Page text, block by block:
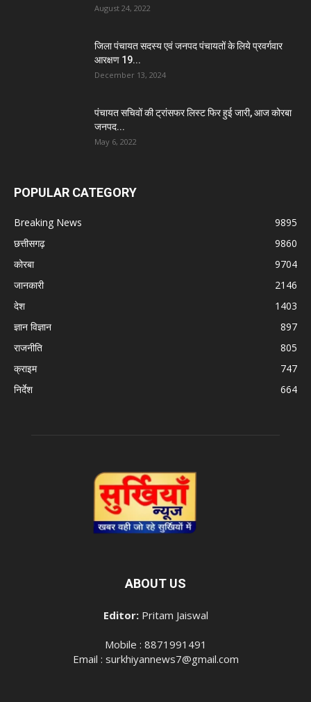
August 24, 2022
जिला पंचायत सदस्य एवं जनपद पंचायतों के लिये प्रवर्गवार
आरक्षण 19...
December 13, 2024
पंचायत सचिवों की ट्रांसफर लिस्ट फिर हुई जारी, आज कोरबा
जनपद...
May 6, 2022
POPULAR CATEGORY
Breaking News
9895
छत्तीसगढ़
9860
कोरबा
9704
जानकारी
2146
देश
1403
ज्ञान विज्ञान
897
राजनीति
805
क्राइम
747
निर्देश
664
ABOUT US
Editor:Pritam Jaiswal
Mobile : 8871991491
Email : surkhiyannews7@gmail.com